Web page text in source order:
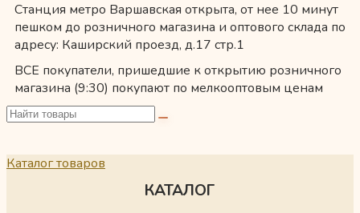
Станция метро Варшавская открыта, от нее 10 минут
пешком до розничного магазина и оптового склада по
адресу: Каширский проезд, д.17 стр.1
ВСЕ покупатели, пришедшие к открытию розничного
магазина (9:30) покупают по мелкооптовым ценам
Каталог товаров
КАТАЛОГ